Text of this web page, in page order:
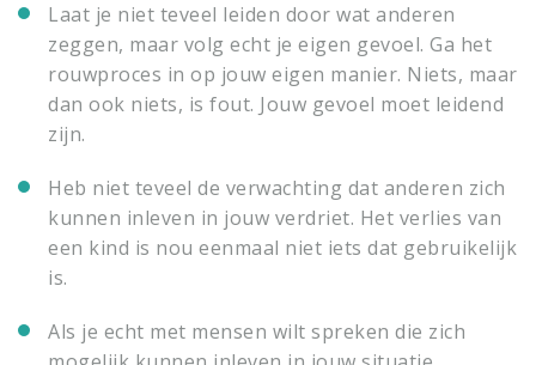
Laat je niet teveel leiden door wat anderen
zeggen, maar volg echt je eigen gevoel. Ga het
rouwproces in op jouw eigen manier. Niets, maar
dan ook niets, is fout. Jouw gevoel moet leidend
zijn.
Heb niet teveel de verwachting dat anderen zich
kunnen inleven in jouw verdriet. Het verlies van
een kind is nou eenmaal niet iets dat gebruikelijk
is.
Als je echt met mensen wilt spreken die zich